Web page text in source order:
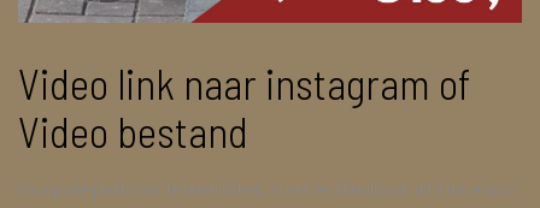
Video link naar instagram of
Video bestand
Om op alle platforms te laten linken, is het verstandig om dit stuk ervoor